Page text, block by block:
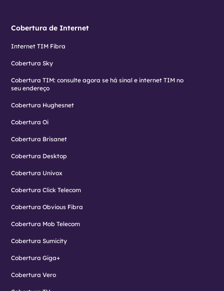
Cobertura de Internet
Internet TIM Fibra
Cobertura Sky
Cobertura TIM: consulte agora se há sinal e internet TIM no
seu endereço
Cobertura Hughesnet
Cobertura Oi
Cobertura Brisanet
Cobertura Desktop
Cobertura Univox
Cobertura Click Telecom
Cobertura Obvious Fibra
Cobertura Mob Telecom
Cobertura Sumicity
Cobertura Giga+
Cobertura Vero